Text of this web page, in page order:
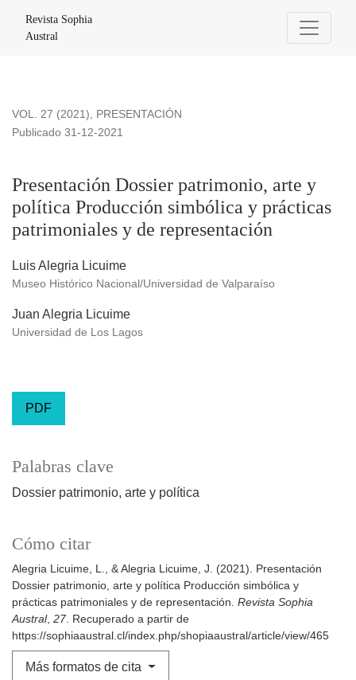
Revista Sophia
Austral
VOL. 27 (2021), PRESENTACIÓN
Presentación Dossier patrimonio, arte y
política Producción simbólica y prácticas
patrimoniales y de representación
Publicado 31-12-2021
Luis Alegria Licuime
Museo Histórico Nacional/Universidad de Valparaíso
Juan Alegria Licuime
Universidad de Los Lagos
PDF
Palabras clave
Dossier patrimonio, arte y política
Cómo citar
Alegria Licuime, L., & Alegria Licuime, J. (2021). Presentación
Dossier patrimonio, arte y política Producción simbólica y
prácticas patrimoniales y de representación. Revista Sophia
Austral, 27. Recuperado a partir de
https://sophiaaustral.cl/index.php/shopiaaustral/article/view/465
Más formatos de cita